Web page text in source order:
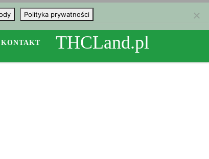
THCLand.pl
KONTAKT
Polityka prywatności